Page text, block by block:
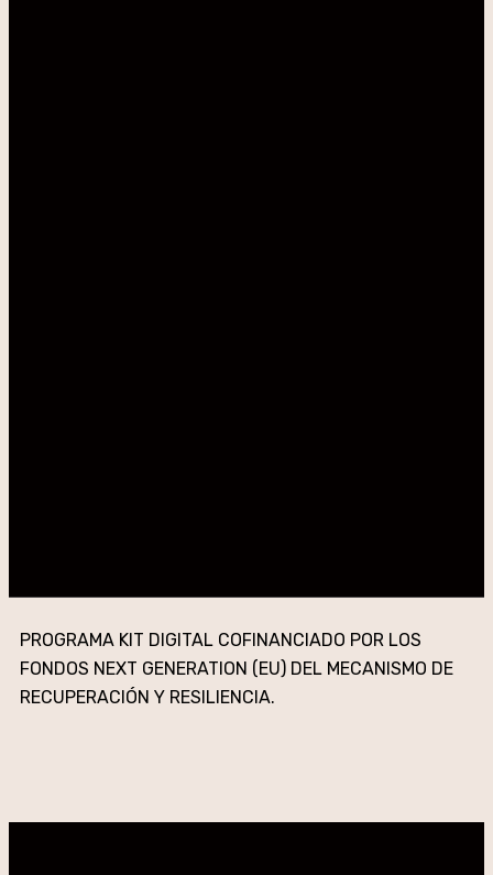
PROGRAMA KIT DIGITAL COFINANCIADO POR LOS
FONDOS NEXT GENERATION (EU) DEL MECANISMO DE
RECUPERACIÓN Y RESILIENCIA.